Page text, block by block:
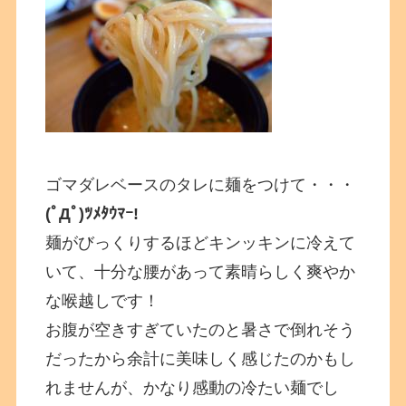
ゴマダレベースのタレに麺をつけて・・・
(ﾟДﾟ)ﾂﾒﾀｳﾏｰ!
麺がびっくりするほどキンッキンに冷えて
いて、十分な腰があって素晴らしく爽やか
な喉越しです！
お腹が空きすぎていたのと暑さで倒れそう
だったから余計に美味しく感じたのかもし
れませんが、かなり感動の冷たい麺でし